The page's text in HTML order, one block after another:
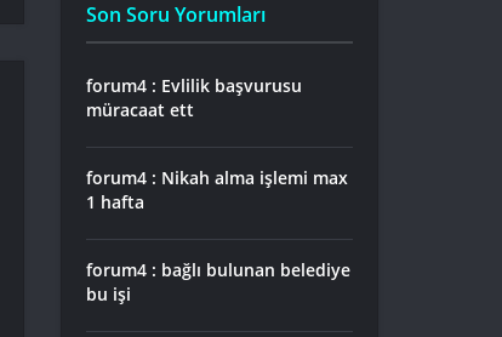
Son Soru Yorumları
forum4 : Evlilik başvurusu
müracaat ett
forum4 : Nikah alma işlemi max
1 hafta
forum4 : bağlı bulunan belediye
bu işi